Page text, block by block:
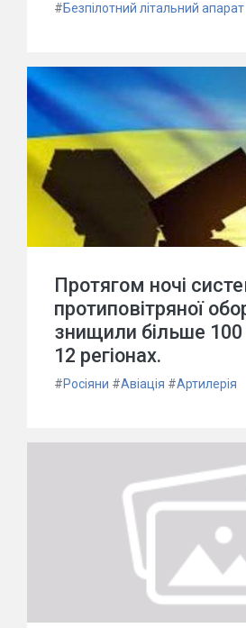
#Безпілотний літальний апарат
Протягом ночі
протиповітряної
знищили більше 100
12 регіонах.
#Росіяни #Авіація #Артилерія